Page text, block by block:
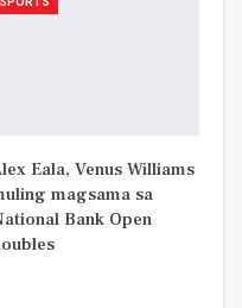
Eala, Venus Williams
magsama sa
Bank Open